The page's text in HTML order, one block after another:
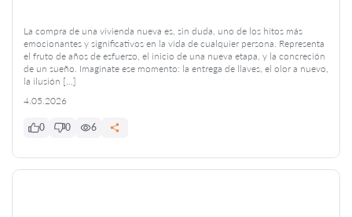
La compra de una vivienda nueva es, sin duda, uno de los hitos más
emocionantes y significativos en la vida de cualquier persona. Representa
el fruto de años de esfuerzo, el inicio de una nueva etapa, y la concreción
de un sueño. Imaginate ese momento: la entrega de llaves, el olor a nuevo,
la ilusión […]
4.05.2026
0 0 6